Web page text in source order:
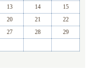
13 14
15
20 21
22
27 28
29